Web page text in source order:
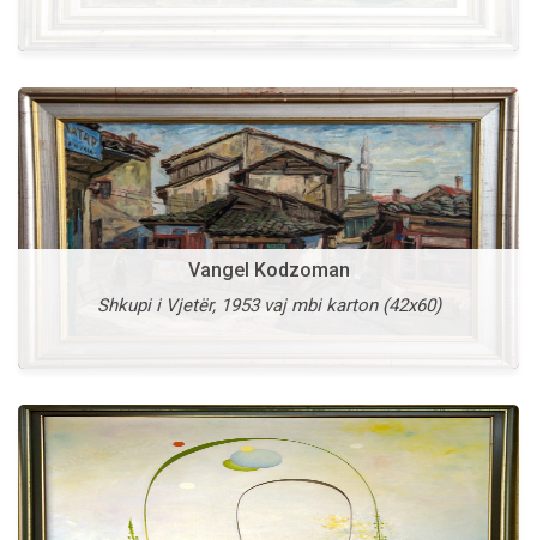
Vangel Kodzoman
Shkupi i Vjetër, 1953 vaj mbi karton (42x60)
Vasko Taskovski
Prani e Panjohur, 1995 vaj mbi kanavacë (115x145)